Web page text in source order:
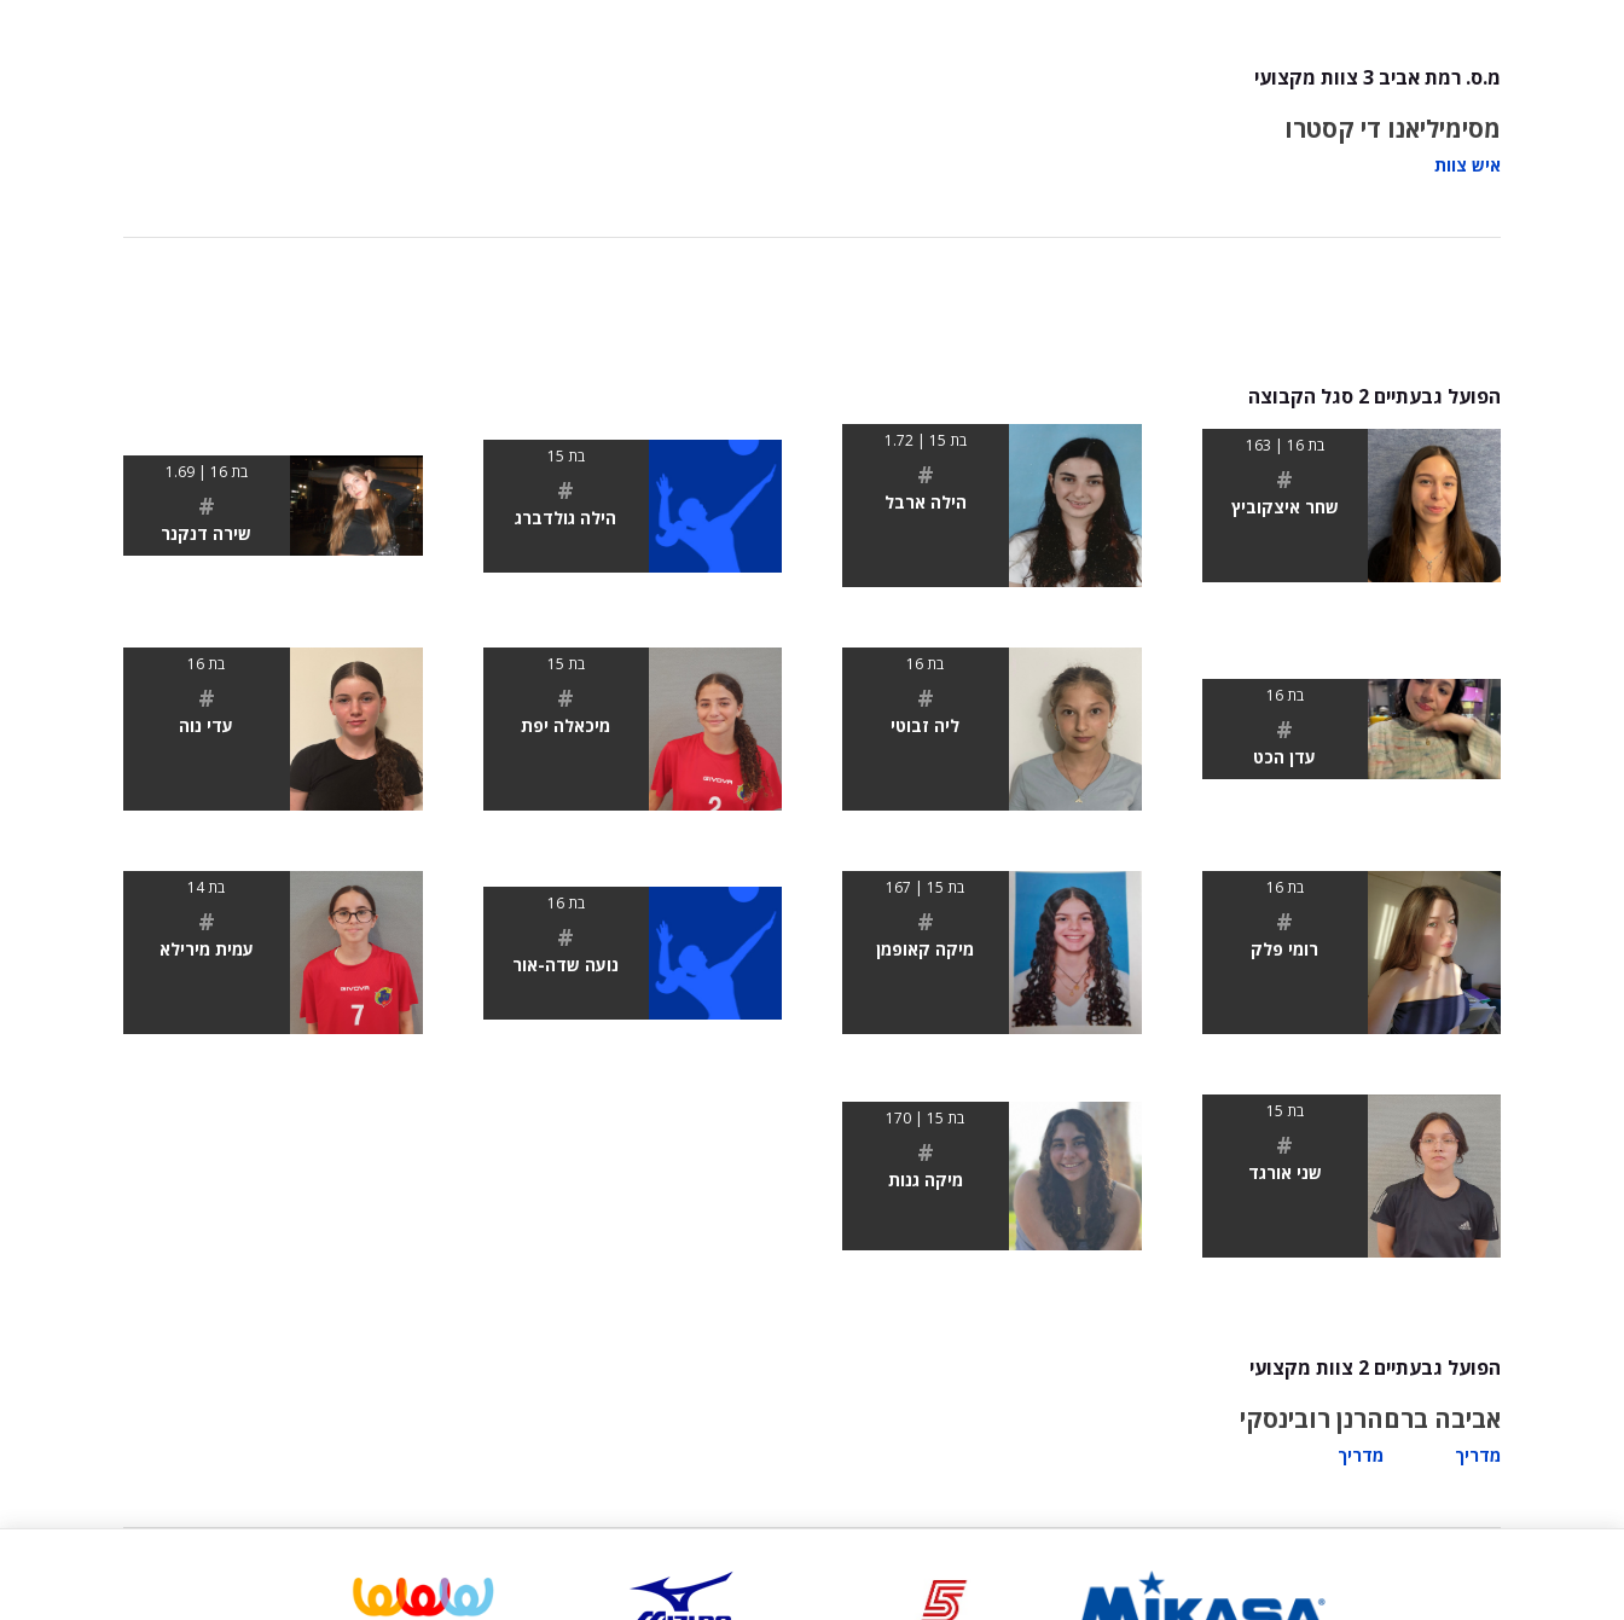
מ.ס. רמת אביב 3 צוות מקצועי
מסימיליאנו די קסטרו
איש צוות
הפועל גבעתיים 2 סגל הקבוצה
בת 16 | 163
#
שחר איצקוביץ
בת 15 | 1.72
#
הילה ארבל
בת 15
#
הילה גולדברג
בת 16 | 1.69
#
שירה דנקנר
בת 16
#
עדן הכט
בת 16
#
ליה זבוטי
בת 15
#
מיכאלה יפת
בת 16
#
עדי נוה
בת 16
#
רומי פלק
בת 15 | 167
#
מיקה קאופמן
בת 16
#
נועה שדה-אור
בת 14
#
עמית מירילא
בת 15
#
שני אורגד
בת 15 | 170
#
מיקה גנות
הפועל גבעתיים 2 צוות מקצועי
אביבה ברם
מדריך
הרנן רובינסקי
מדריך